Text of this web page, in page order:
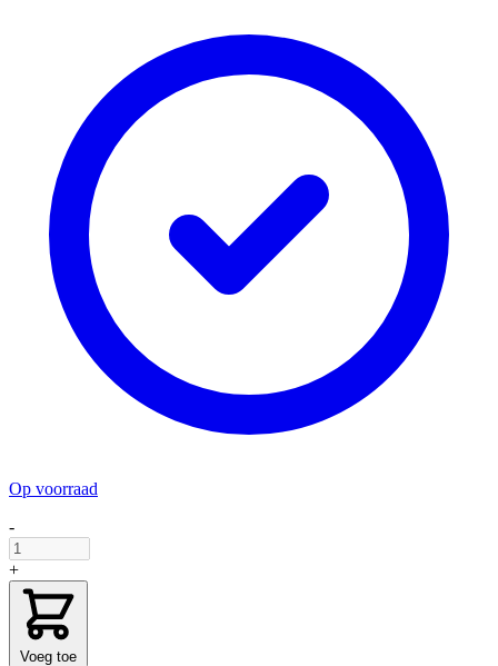
Op voorraad
-
+
Voeg toe